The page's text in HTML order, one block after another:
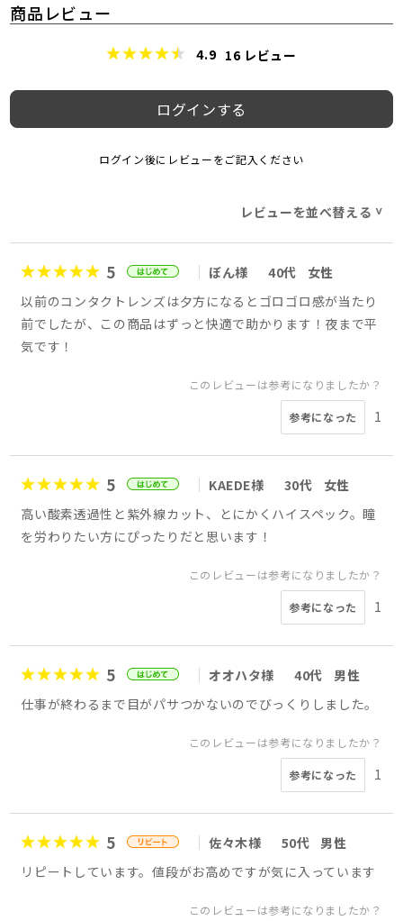
商品レビュー
4.9 16 レビュー
ログインする
ログイン後にレビューをご記入ください
レビューを並べ替える>
5 ぼん様 40代
女性
以前のコンタクトレンズは夕方になるとゴロゴロ感が当たり
前でしたが、この商品はずっと快適で助かります！夜まで平
気です！
このレビューは参考になりましたか？
参考になった 1
5 KAEDE様 30代
女性
高い酸素透過性と紫外線カット、とにかくハイスペック。瞳
を労わりたい方にぴったりだと思います！
このレビューは参考になりましたか？
参考になった 1
5 オオハタ様 40代
男性
仕事が終わるまで目がパサつかないのでびっくりしました。
このレビューは参考になりましたか？
参考になった 1
5 佐々木様 50代
男性
リピートしています。値段がお高めですが気に入っています
このレビューは参考になりましたか？